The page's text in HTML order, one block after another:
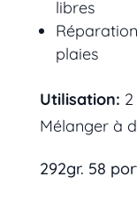
libres
plaies
Utilisation:
Mélanger à
292gr. 58